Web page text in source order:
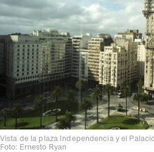
Vista de la plaza Independencia y el
Foto: Ernesto Ryan